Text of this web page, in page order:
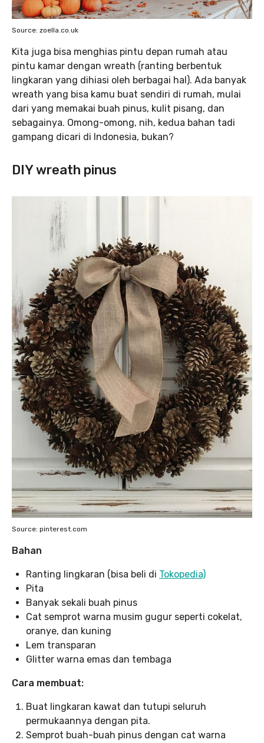
Source: zoella.co.uk
Kita juga bisa menghias pintu depan rumah atau
pintu kamar dengan wreath (ranting berbentuk
lingkaran yang dihiasi oleh berbagai hal). Ada banyak
wreath yang bisa kamu buat sendiri di rumah, mulai
dari yang memakai buah pinus, kulit pisang, dan
sebagainya. Omong-omong, nih, kedua bahan tadi
gampang dicari di Indonesia, bukan?
DIY wreath pinus
Source: pinterest.com
Bahan
Ranting lingkaran (bisa beli di Tokopedia)
Pita
Banyak sekali buah pinus
Cat semprot warna musim gugur seperti cokelat,
oranye, dan kuning
Lem transparan
Glitter warna emas dan tembaga
Cara membuat:
Buat lingkaran kawat dan tutupi seluruh
permukaannya dengan pita.
Semprot buah-buah pinus dengan cat warna